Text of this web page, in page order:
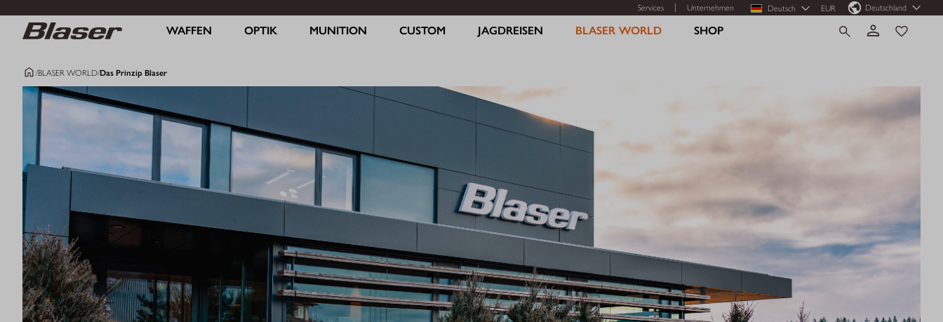
Services Unternehmen Deutsch EUR Deutschland
WAFFEN OPTIK MUNITION CUSTOM JAGDREISEN BLASER WORLD SHOP
/BLASER WORLD/Das Prinzip Blaser